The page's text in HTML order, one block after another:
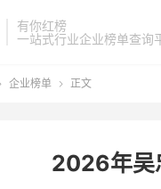
有你红榜
一站式行业企业榜单查询
企业榜单  正文
2026年吴